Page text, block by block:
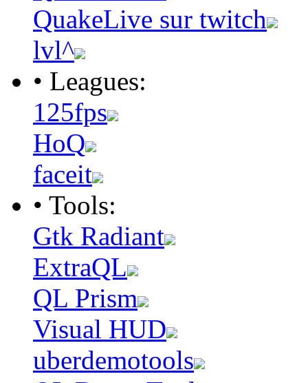
QuakeLive sur twitch
lvl^
• Leagues:
125fps
HoQ
faceit
• Tools:
Gtk Radiant
ExtraQL
QL Prism
Visual HUD
uberdemotools